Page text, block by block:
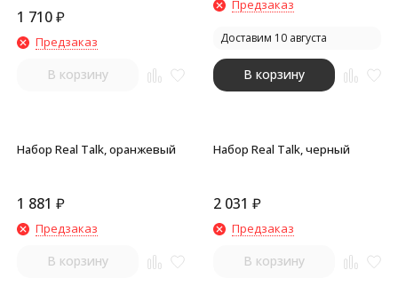
1 710₽
Предзаказ
В корзину
Предзаказ
Доставим 10 августа
В корзину
Набор Real Talk, оранжевый
1 881 ₽
Предзаказ
В корзину
Набор Real Talk, черный
2 031 ₽
Предзаказ
В корзину